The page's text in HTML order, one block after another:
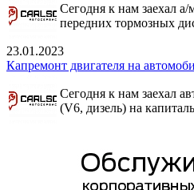
Сегодня к нам заехал
передних тормозных
23.01.2023
Капремонт двигателя на
Сегодня к нам заехал
(V6, дизель) на